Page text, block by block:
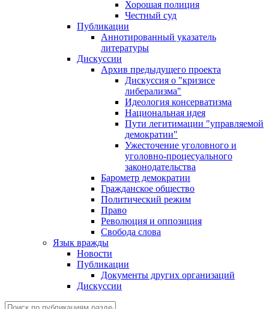
Хорошая полиция
Честный суд
Публикации
Аннотированный указатель
литературы
Дискуссии
Архив предыдущего проекта
Дискуссия о "кризисе
либерализма"
Идеология консерватизма
Национальная идея
Пути легитимации "управляемой
демократии"
Ужесточение уголовного и
уголовно-процесуального
законодательства
Барометр демократии
Гражданское общество
Политический режим
Право
Революция и оппозиция
Свобода слова
Язык вражды
Новости
Публикации
Документы других организаций
Дискуссии